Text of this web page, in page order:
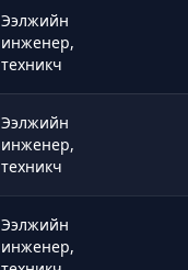
Ээлжийн
инженер,
техникч
Ээлжийн
инженер,
техникч
Ээлжийн
инженер,